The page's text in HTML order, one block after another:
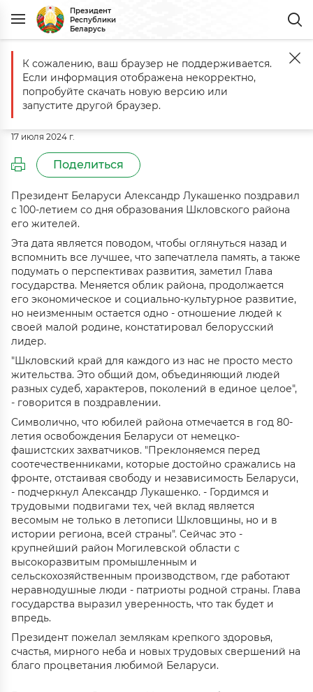
Президент
Республики
Беларусь
Главная События Поздравление с 100-летием со дня
Поздравление с 100-летием со дня
образования Шкловского района
17 июля 2024 г.
Поделиться
Президент Беларуси Александр Лукашенко поздравил
с 100-летием со дня образования Шкловского района
его жителей.
Эта дата является поводом, чтобы оглянуться назад и
вспомнить все лучшее, что запечатлела память, а также
подумать о перспективах развития, заметил Глава
государства. Меняется облик района, продолжается
его экономическое и социально-культурное развитие,
но неизменным остается одно - отношение людей к
своей малой родине, констатировал белорусский
лидер.
"Шкловский край для каждого из нас не просто место
жительства. Это общий дом, объединяющий людей
разных судеб, характеров, поколений в единое целое",
- говорится в поздравлении.
Символично, что юбилей района отмечается в год 80-
летия освобождения Беларуси от немецко-
фашистских захватчиков. "Преклоняемся перед
соотечественниками, которые достойно сражались на
фронте, отстаивая свободу и независимость Беларуси,
- подчеркнул Александр Лукашенко. - Гордимся и
трудовыми подвигами тех, чей вклад является
весомым не только в летописи Шкловщины, но и в
истории региона, всей страны". Сейчас это -
крупнейший район Могилевской области с
высокоразвитым промышленным и
сельскохозяйственным производством, где работают
неравнодушные люди - патриоты родной страны. Глава
государства выразил уверенность, что так будет и
впредь.
Президент пожелал землякам крепкого здоровья,
счастья, мирного неба и новых трудовых свершений на
благо процветания любимой Беларуси.
К сожалению, ваш браузер не поддерживается.
Если информация отображена некорректно,
попробуйте скачать новую версию или
запустите другой браузер.